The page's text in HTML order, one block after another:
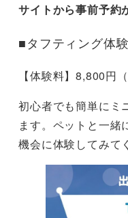
サイトから事前予約
■タフティング体
【体験料】8,800円（
初心者でも簡単にミ
ます。ペットと一緒
機会に体験してみて